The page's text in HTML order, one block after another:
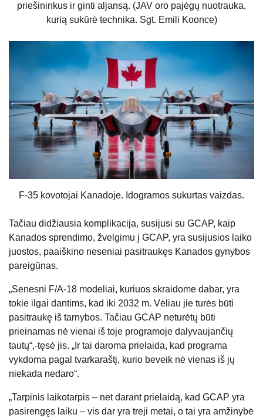
priešininkus ir ginti aljansą. (JAV oro pajėgų nuotrauka,
kurią sukūrė technika. Sgt. Emili Koonce)
F-35 kovotojai Kanadoje. Idogramos sukurtas vaizdas.
Tačiau didžiausia komplikacija, susijusi su GCAP, kaip
Kanados sprendimo, žvelgimu į GCAP, yra susijusios laiko
juostos, paaiškino neseniai pasitraukęs Kanados gynybos
pareigūnas.
„Senesni F/A-18 modeliai, kuriuos skraidome dabar, yra
tokie ilgai dantims, kad iki 2032 m. Vėliau jie turės būti
pasitraukę iš tarnybos. Tačiau GCAP neturėtų būti
prieinamas nė vienai iš toje programoje dalyvaujančių
tautų“,-tęsė jis. „Ir tai daroma prielaida, kad programa
vykdoma pagal tvarkaraštį, kurio beveik nė vienas iš jų
niekada nedaro“.
„Tarpinis laikotarpis – net darant prielaidą, kad GCAP yra
pasirengęs laiku – vis dar yra treji metai, o tai yra amžinybė